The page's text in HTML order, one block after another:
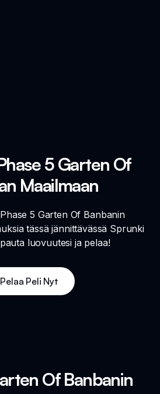
5 Garten Of
Maailmaan
5 Garten Of Banbanin
tässä jännittävässä Sprunki
luovuutesi ja pelaa!
Pelaa Peli Nyt
Of Banbanin